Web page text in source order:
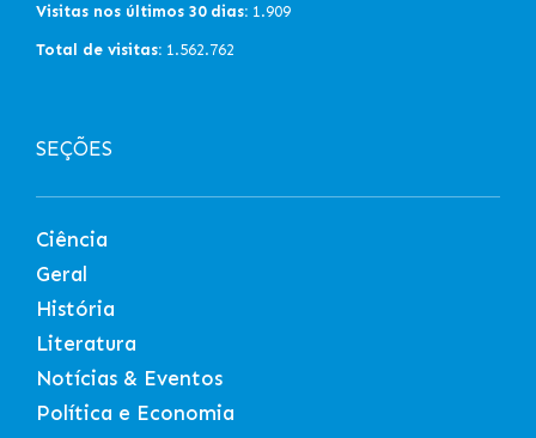
Visitas nos últimos 30 dias: 1.909
Total de visitas: 1.562.762
SEÇÕES
Ciência
Geral
História
Literatura
Notícias & Eventos
Política e Economia